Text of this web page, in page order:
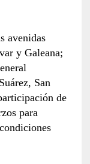
avenidas
y Galeana;
San
de
para